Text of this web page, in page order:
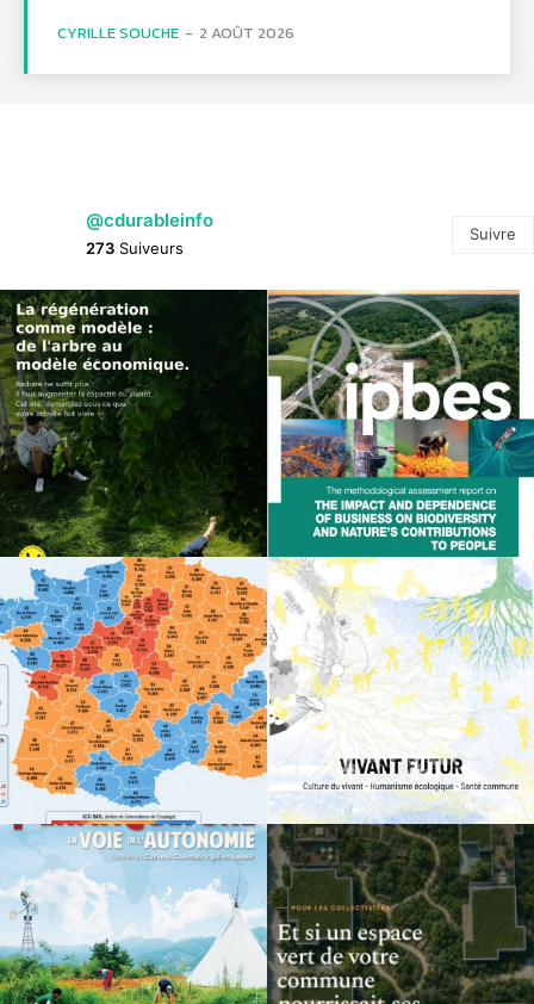
CYRILLE SOUCHE - 2 AOÛT 2026
@cdurableinfo
273 Suiveurs
Suivre